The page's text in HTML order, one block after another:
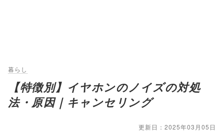
暮らし
【特徴別】イヤホンのノイズの対処
法・原因｜キャンセリング
更新日：2025年03月05日